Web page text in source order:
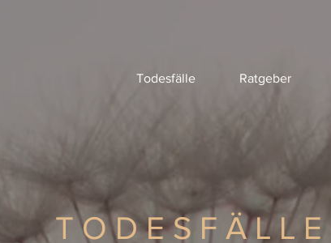
Todesfälle Ratgeber
TODESFÄLLE